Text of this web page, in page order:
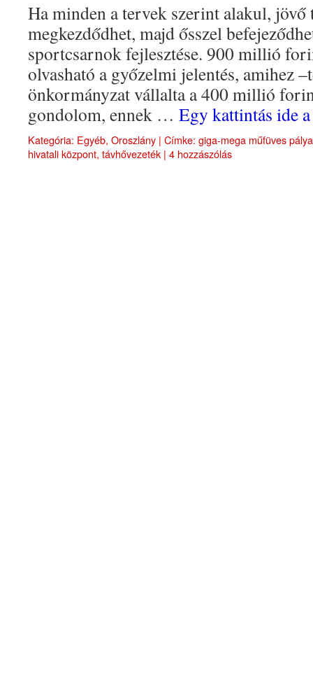
Ha minden a tervek szerint alakul, jövő
megkezdődhet, majd ősszel
sportcsarnok fejlesztése. 900 millió
olvasható a győzelmi jelentés, amihez
önkormányzat vállalta a 400 millió
gondolom, ennek … Egy kattintás ide
Kategória: Egyéb, Oroszlány | Címke: giga-mega műfüves pálya
hivatali központ, távhővezeték | 4 hozzászólás